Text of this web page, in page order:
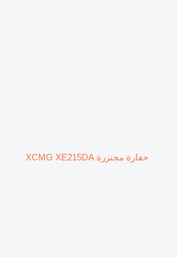
حفارة مجنزرة XCMG XE215DA